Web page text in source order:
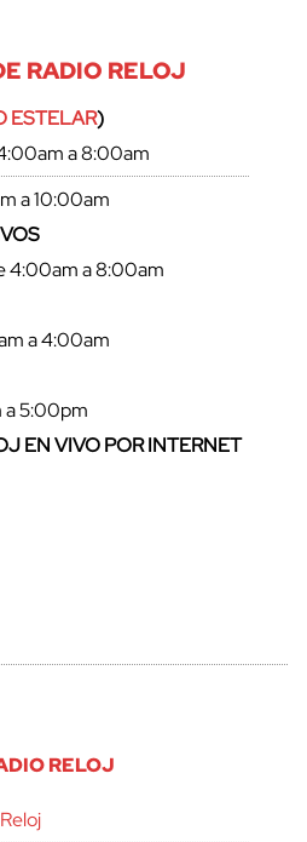
RADIO RELOJ
ESTELAR)
a 8:00am
a 10:00am
4:00am a 8:00am
a 4:00am
a 5:00pm
EN VIVO POR INTERNET
RELOJ